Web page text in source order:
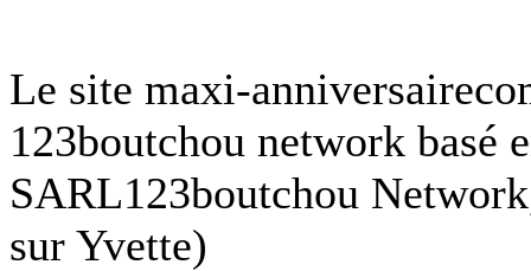
Le site maxi-
123boutchou network basé
SARL123boutchou
sur Yvette)